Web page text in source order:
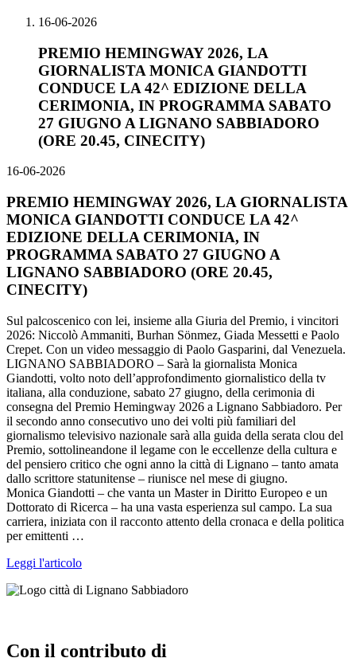
16-06-2026
PREMIO HEMINGWAY 2026, LA
GIORNALISTA MONICA GIANDOTTI
CONDUCE LA 42^ EDIZIONE DELLA
CERIMONIA, IN PROGRAMMA SABATO
27 GIUGNO A LIGNANO SABBIADORO
(ORE 20.45, CINECITY)
16-06-2026
PREMIO HEMINGWAY 2026, LA GIORNALISTA
MONICA GIANDOTTI CONDUCE LA 42^
EDIZIONE DELLA CERIMONIA, IN
PROGRAMMA SABATO 27 GIUGNO A
LIGNANO SABBIADORO (ORE 20.45,
CINECITY)
Sul palcoscenico con lei, insieme alla Giuria del Premio, i vincitori
2026: Niccolò Ammaniti, Burhan Sönmez, Giada Messetti e Paolo
Crepet. Con un video messaggio di Paolo Gasparini, dal Venezuela.
LIGNANO SABBIADORO – Sarà la giornalista Monica
Giandotti, volto noto dell’approfondimento giornalistico della tv
italiana, alla conduzione, sabato 27 giugno, della cerimonia di
consegna del Premio Hemingway 2026 a Lignano Sabbiadoro. Per
il secondo anno consecutivo uno dei volti più familiari del
giornalismo televisivo nazionale sarà alla guida della serata clou del
Premio, sottolineandone il legame con le eccellenze della cultura e
del pensiero critico che ogni anno la città di Lignano – tanto amata
dallo scrittore statunitense – riunisce nel mese di giugno.
Monica Giandotti – che vanta un Master in Diritto Europeo e un
Dottorato di Ricerca – ha una vasta esperienza sul campo. La sua
carriera, iniziata con il racconto attento della cronaca e della politica
per emittenti …
Leggi l'articolo
Con il contributo di